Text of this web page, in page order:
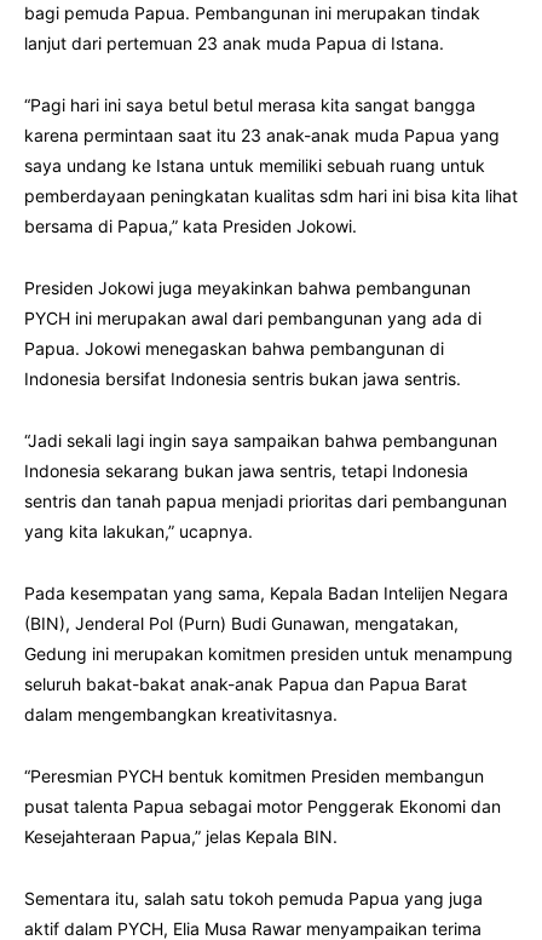
bagi pemuda Papua. Pembangunan ini merupakan tindak
lanjut dari pertemuan 23 anak muda Papua di Istana.
“Pagi hari ini saya betul betul merasa kita sangat bangga
karena permintaan saat itu 23 anak-anak muda Papua yang
saya undang ke Istana untuk memiliki sebuah ruang untuk
pemberdayaan peningkatan kualitas sdm hari ini bisa kita lihat
bersama di Papua,” kata Presiden Jokowi.
Presiden Jokowi juga meyakinkan bahwa pembangunan
PYCH ini merupakan awal dari pembangunan yang ada di
Papua. Jokowi menegaskan bahwa pembangunan di
Indonesia bersifat Indonesia sentris bukan jawa sentris.
“Jadi sekali lagi ingin saya sampaikan bahwa pembangunan
Indonesia sekarang bukan jawa sentris, tetapi Indonesia
sentris dan tanah papua menjadi prioritas dari pembangunan
yang kita lakukan,” ucapnya.
Pada kesempatan yang sama, Kepala Badan Intelijen Negara
(BIN), Jenderal Pol (Purn) Budi Gunawan, mengatakan,
Gedung ini merupakan komitmen presiden untuk menampung
seluruh bakat-bakat anak-anak Papua dan Papua Barat
dalam mengembangkan kreativitasnya.
“Peresmian PYCH bentuk komitmen Presiden membangun
pusat talenta Papua sebagai motor Penggerak Ekonomi dan
Kesejahteraan Papua,” jelas Kepala BIN.
Sementara itu, salah satu tokoh pemuda Papua yang juga
aktif dalam PYCH, Elia Musa Rawar menyampaikan terima